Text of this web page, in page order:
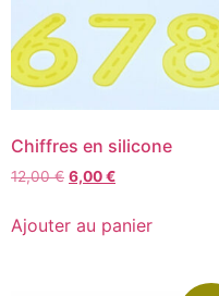
Chiffres en silicone
12,00€ 6,00€
Ajouter au panier